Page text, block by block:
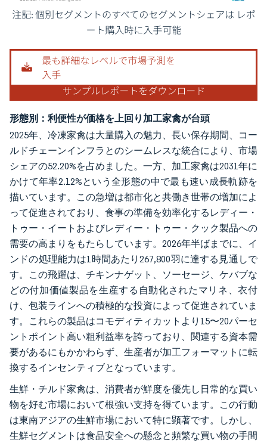
画像 © Mordor Intelligence。再利用にはCC BY 4.0の表示が必要です。
形態別：利便性が価格を上回り加工家禽が台頭
2025年、冷凍家禽は大量購入の魅力、長い保存期間、コー
ルドチェーンインフラとのシームレスな統合により、市場
シェアの52.20%を占めました。一方、加工家禽は2031年に
かけて年率2.12%という全形態の中で最も速い成長軌跡を
描いています。この急増は都市化と共働き世帯の増加によ
って促進されており、食事の準備を効率化するレディー・
トゥー・イートおよびレディー・トゥー・クック製品への
需要の高まりをもたらしています。2026年半ばまでに、イ
ンドの処理能力は1時間あたり267,800羽に達する見通しで
す。この飛躍は、チキンナゲット、ソーセージ、ケバブな
どの付加価値製品を生産する自動化されたマリネ、衣付
け、包装ラインへの積極的な投資によって促進されていま
す。これらの製品はコモディティカットより15〜20パーセ
ントポイント高い粗利益率を誇っており、関連する資本需
要があるにもかかわらず、生産者が加工フォーマットに転
換するインセンティブとなっています。
生鮮・チルド家禽は、消費者が鮮度を優先し日常的な買い
物を好む市場において根強い支持を得ています。この行動
は東南アジアの生鮮市場において特に顕著です。しかし、
生鮮セグメントは食品安全への懸念と頻繁な買い物の手間